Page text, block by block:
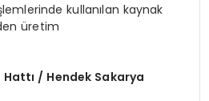
kullanılan kaynak
üretim
/ Hendek Sakarya